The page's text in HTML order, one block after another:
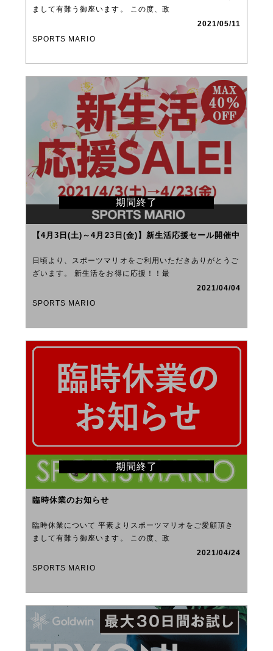
まして有難う御座います。 この度、政
2021/05/11
SPORTS MARIO
【4月3日(土)～4月23日(金)】新生活応援セール開催中
日頃より、スポーツマリオをご利用いただきありがとうご
ざいます。 新生活をお得に応援！！最
2021/04/04
SPORTS MARIO
期間終了
臨時休業のお知らせ
臨時休業について 平素よりスポーツマリオをご愛顧頂き
まして有難う御座います。 この度、政
2021/04/24
SPORTS MARIO
期間終了